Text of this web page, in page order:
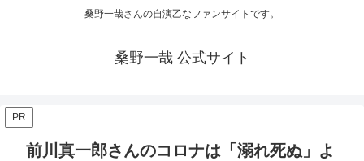
桑野一哉さんの自演乙なファンサイトです。
桑野一哉 公式サイト
PR
前川真一郎さんのコロナは「溺れ死ぬ」よ